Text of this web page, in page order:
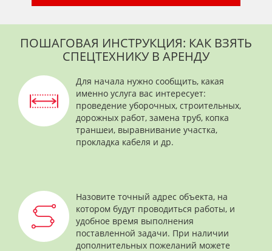
ПОШАГОВАЯ ИНСТРУКЦИЯ: КАК ВЗЯТЬ
СПЕЦТЕХНИКУ В АРЕНДУ
Для начала нужно сообщить, какая
именно услуга вас интересует:
проведение уборочных, строительных,
дорожных работ, замена труб, копка
траншеи, выравнивание участка,
прокладка кабеля и др.
Назовите точный адрес объекта, на
котором будут проводиться работы, и
удобное время выполнения
поставленной задачи. При наличии
дополнительных пожеланий можете